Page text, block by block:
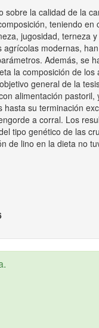
la calidad de la
teniendo
jugosidad,
modernas,
Además, se
la composición de
general de la
alimentación
su terminación
a corral. Los
tipo genético de las
de lino en la dieta no